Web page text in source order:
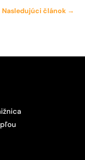
Nasledujúci článok→